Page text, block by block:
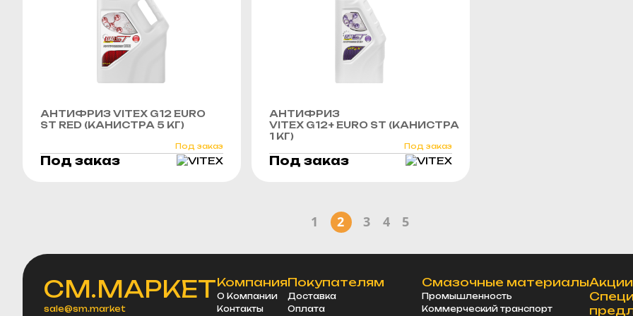
АНТИФРИЗ VITEX G12 EURO
ST RED (КАНИСТРА 5 КГ)
Под заказ
Под заказ
АНТИФРИЗ
VITEX G12+ EURO ST (КАНИСТРА
1 КГ)
Под заказ
Под заказ
1 2 3 4 5
СМ.МАРКЕТ
sale@sm.market
Компания
О Компании
Контакты
Покупателям
Доставка
Оплата
Смазочные материалы
Промышленность
Коммерческий транспорт
Акции